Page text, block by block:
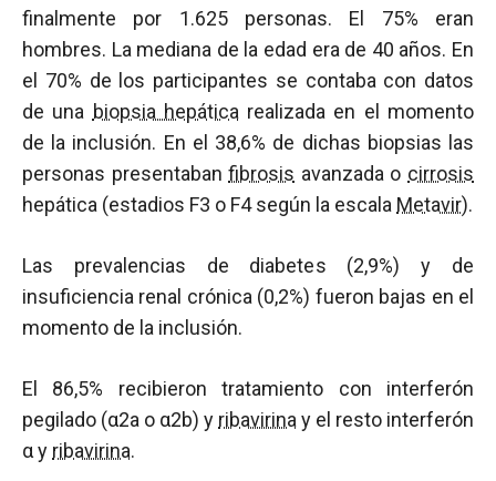
finalmente por 1.625 personas. El 75% eran
hombres. La mediana de la edad era de 40 años. En
el 70% de los participantes se contaba con datos
de una biopsia hepática realizada en el momento
de la inclusión. En el 38,6% de dichas biopsias las
personas presentabanfibrosis avanzada o cirrosis
hepática (estadios F3 o F4 según la escala Metavir).
Las prevalencias de diabetes (2,9%) y de
insuficiencia renal crónica (0,2%) fueron bajas en el
momento de la inclusión.
El 86,5% recibieron tratamiento con interferón
pegilado (α2a o α2b) y ribavirina y el resto interferón
α y ribavirina.